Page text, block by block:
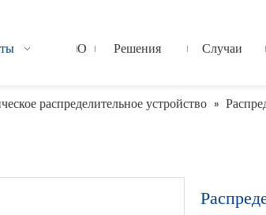
О Решения Случаи
распределительное устройство »